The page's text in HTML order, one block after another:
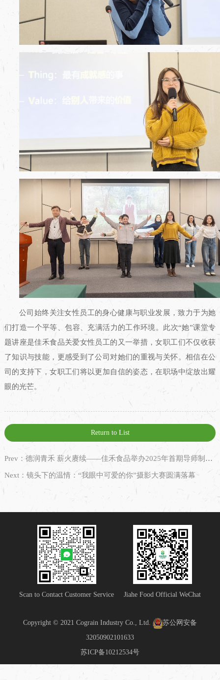
公司始终关注女性员工的身心健康与职业发展，致力于为她
们打造一个平等、包容、充满活力的工作环境。此次“她”课堂专
题讲座是佳禾食品关爱女性员工的又一举措，女职工们不仅收获
了知识与技能，更感受到了公司对她们的重视与关怀。相信在公
司的支持下，女职工们将以更加自信的姿态，在职场中绽放出耀
眼的光芒。
Return to List
Prev：德润青禾 薪火赓续——佳禾食品举办2025年首期导师制拜师仪式
Next：镜头下的温情：“我眼中可爱的你”摄影大赛圆满落幕
Scan to Contact Customer Service Jiahe Food Official WeChat
Copyright © 2021 Cograin Industry Co., Ltd.
苏公网安备
32050902101633
苏ICP备10212534号